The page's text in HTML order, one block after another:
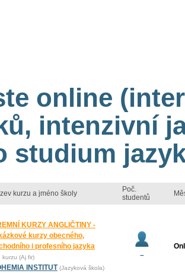
online
intenzivní
studium
kurzu a jméno školy
Poč.
studentů
KURZY ANGLIČTINY -
kurzy obecného,
i profesního jazyka
kurzu (Aj fir)
INSTITUT (Jazyková škola)
–